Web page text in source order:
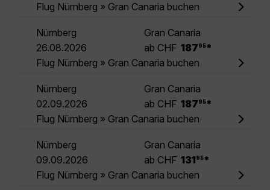
Flug Nürnberg » Gran Canaria buchen
Nürnberg
Gran Canaria
26.08.2026
ab CHF 187 95 *
Flug Nürnberg » Gran Canaria buchen
Nürnberg
Gran Canaria
02.09.2026
ab CHF 187 95 *
Flug Nürnberg » Gran Canaria buchen
Nürnberg
Gran Canaria
09.09.2026
ab CHF 131 95 *
Flug Nürnberg » Gran Canaria buchen